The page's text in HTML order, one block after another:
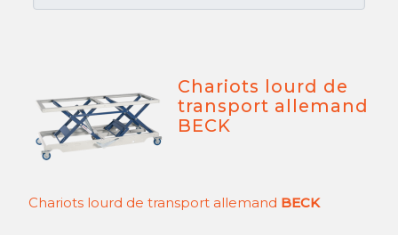
Chariots lourd de
transport allemand
BECK
Chariots lourd de transport allemand BECK